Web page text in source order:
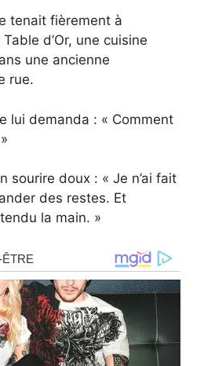
tenait fièrement à
d’Or, une cuisine
une ancienne
rue.
lui demanda : « Comment
sourire doux : « Je n’ai fait
des restes. Et
tendu la main. »